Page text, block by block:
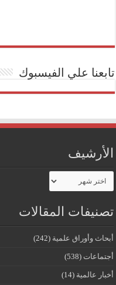
تابعنا علي الفيسبوك
الأرشيف
الأرشيف
تصنيفات المقالات
أبحاث وأوراق علمية (242)
أجتماعات (538)
أخبار عالمية (14)